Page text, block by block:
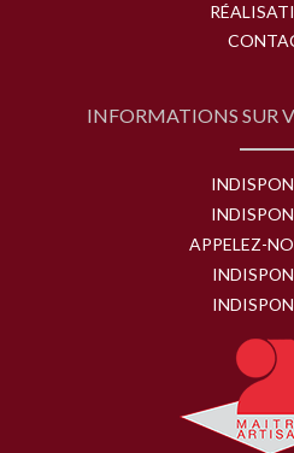
INFORMATIONS SUR
APPELEZ-